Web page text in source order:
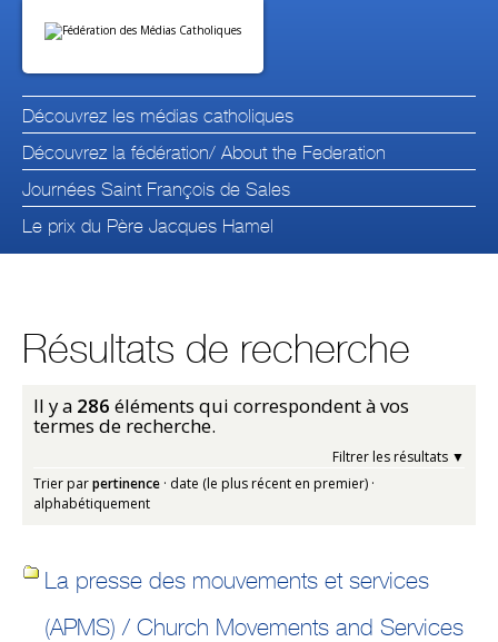
contenu.
navigation
personnels
Découvrez les médias catholiques
Découvrez la fédération/ About the Federation
Journées Saint François de Sales
Le prix du Père Jacques Hamel
Résultats de recherche
Il y a 286 éléments qui correspondent à vos
termes de recherche.
Filtrer les résultats
Trier parpertinence · date (le plus récent en premier) ·
alphabétiquement
La presse des mouvements et services
(APMS) / Church Movements and Services